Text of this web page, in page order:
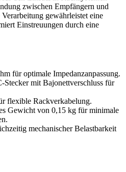
zwischen Empfängern und
gewährleistet eine
Einstreuungen durch eine
für optimale Impedanzanpassung.
Stecker mit Bajonettverschluss für
flexible Rackverkabelung.
Gewicht von 0,15 kg für minimale
mechanischer Belastbarkeit